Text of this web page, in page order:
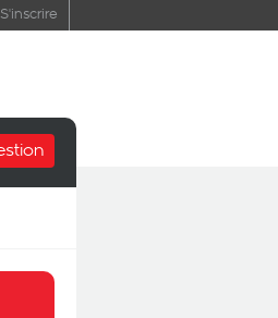
S'inscrire